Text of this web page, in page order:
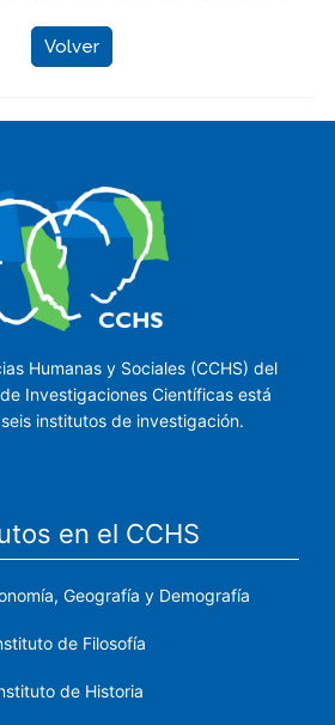
Volver
Humanas y Sociales (CCHS) del
Investigaciones Científicas está
institutos de investigación.
en el CCHS
Geografía y Demografía
de Filosofía
de Historia